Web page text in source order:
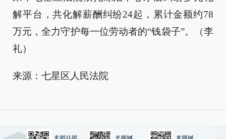
解平台，共化解薪酬纠纷24起，累计金额约78
万元，全力守护每一位劳动者的“钱袋子”。（李
礼）
来源：七星区人民法院